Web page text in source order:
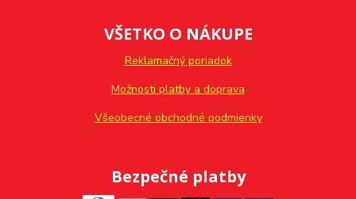
VŠETKO O NÁKUPE
Reklamačný poriadok
Možnosti platby a doprava
Všeobecné obchodné podmienky
Bezpečné platby